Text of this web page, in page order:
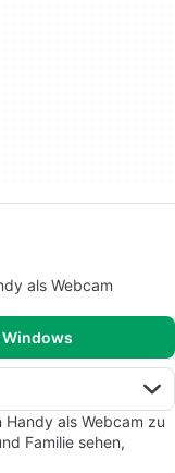
als Webcam
als Webcam zu
Familie sehen,